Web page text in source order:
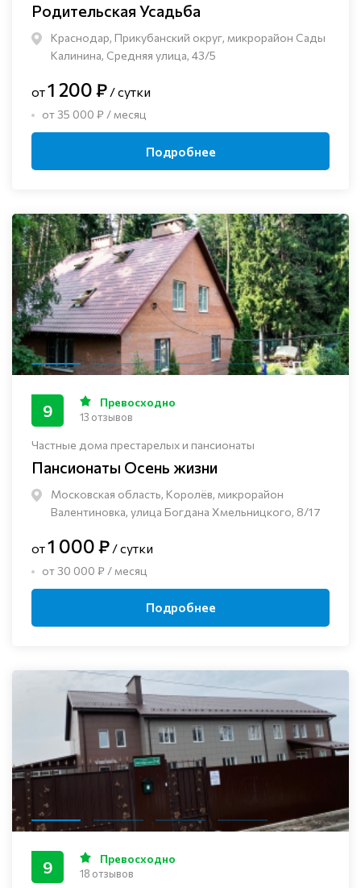
Родительская Усадьба
Краснодар, Прикубанский округ, микрорайон Сады
Калинина, Средняя улица, 43/5
от1 200 ₽ / сутки
от 35 000 ₽ / месяц
Подробнее
Частные дома престарелых и пансионаты
Пансионаты Осень жизни
Московская область, Королёв, микрорайон
Валентиновка, улица Богдана Хмельницкого, 8/17
9 Превосходно
13 отзывов
от1 000 ₽ / сутки
от 30 000 ₽ / месяц
Подробнее
9 Превосходно
18 отзывов